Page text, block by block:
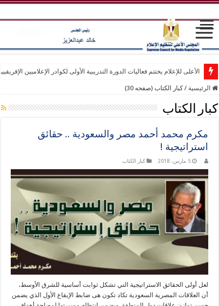
الأعلى للإعلام يختتم فعاليات الدورة التدريبية الأولى لكوادر الإعلاميين
الرئيسية / كبار الكتاب (صفحه 30)
كبار الكتاب
مكرم محمد أحمد مصر والسعودية .. حقائق
استراتيجية !
5 مارس، 2018 كبار الكتاب
لعل أولى الحقائق الاستراتيجية التي تشكل ثوابت أساسية للشرق الأوسط،
أن العلاقات المصرية السعودية تكاد تكون هى ضابط الإيقاع الأول الذي يضمن